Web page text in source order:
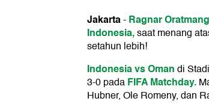
Jakarta-Ragnar
Indonesia,saat menang
setahun lebih!
Indonesia vs Omandi
3-0 padaFIFA Matchday.
Hubner, Ole Romeny, dan